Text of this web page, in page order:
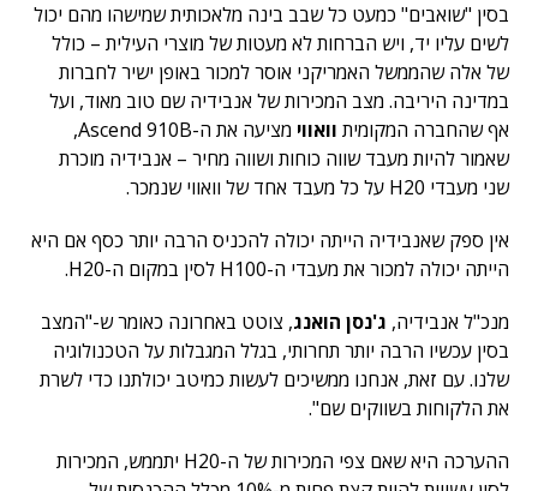
בסין "שואבים" כמעט כל שבב בינה מלאכותית שמישהו מהם יכול
לשים עליו יד, ויש הברחות לא מעטות של מוצרי העילית – כולל
של אלה שהממשל האמריקני אוסר למכור באופן ישיר לחברות
במדינה היריבה. מצב המכירות של אנבידיה שם טוב מאוד, ועל
אף שהחברה המקומית וואווי
מציעה את ה-Ascend 910B,
שאמור להיות מעבד שווה כוחות ושווה מחיר – אנבידיה מוכרת
שני מעבדי H20 על כל מעבד אחד של וואווי שנמכר.
אין ספק שאנבידיה הייתה יכולה להכניס הרבה יותר כסף אם היא
הייתה יכולה למכור את מעבדי ה-H100 לסין במקום ה-H20.
מנכ"ל אנבידיה, ג'נסן הואנג, צוטט באחרונה כאומר ש-"המצב
בסין עכשיו הרבה יותר תחרותי, בגלל המגבלות על הטכנולוגיה
שלנו. עם זאת, אנחנו ממשיכים לעשות כמיטב יכולתנו כדי לשרת
את הלקוחות בשווקים שם".
ההערכה היא שאם צפי המכירות של ה-H20 יתממש, המכירות